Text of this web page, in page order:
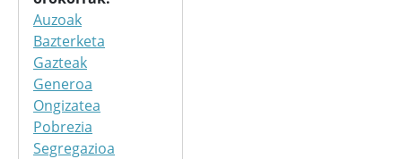
Auzoak
Bazterketa
Gazteak
Generoa
Ongizatea
Pobrezia
Segregazioa